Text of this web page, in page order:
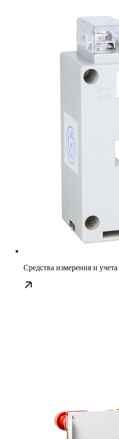
Средства измерения и учета